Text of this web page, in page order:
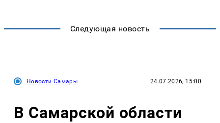
Следующая новость
Новости Самары 24.07.2026, 15:00
В Самарской области